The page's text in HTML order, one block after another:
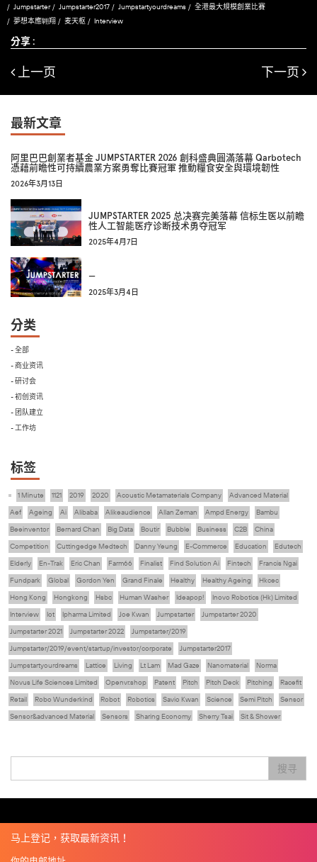
Jumpstarter Jumpstarter2017 Jumpstartyourdreams
全港最大規模創業比賽
夢想本應翺翔
麦天枢 Interview
分享 :
上一页 下一页
最新文章
阿里巴巴創業者基金 JUMPSTARTER 2026 創科盛典圓滿落幕 Qarbotech
憑藉前瞻性可持續農業方案勇奪比賽冠軍 推動糧食安全與環境韌性
2026年3月13日
JUMPSTARTER 2025 总决赛完美落幕 信标生医以前瞻
性人工智能医疗诊断技术勇夺冠军
2025年4月7日
—
2025年3月4日
分类
- 全部
- 商业资讯
- 研讨会
- 初创资讯
- 团队建立
- 工作坊
标签
1 Minute 1121 2019 2020 Acoustic Metamaterials Company
Advanced Material
Aef
Ageing Ai Alibaba Alikeaudience Allan Zeman Ampd Energy
Bambu
Beeinventor
Bernard Chan Big Data Boutir Bubble Business C2B
China
Competition
Cuttingedge Medtech Danny Yeung E-Commerce Education
Edutech
Elderly
En-Trak Eric Chan Farm66 Finalist Find Solution Ai Fintech
Francis Ngai
Fundpark
Global Gordon Yen Grand Finale Healthy Healthy Ageing
Hkcec
Hong Kong
Hongkong Hsbc Human Washer Ideapop!
Inovo Robotics (Hk) Limited
Interview
Iot Ipharma Limited Joe Kwan Jumpstarter
Jumpstarter 2020
Jumpstarter 2021
Jumpstarter 2022
Jumpstarter/2019
Jumpstarter/2019/event/startup/investor/corporate
Jumpstarter2017
Jumpstartyourdreams
Lattice Living Lt Lam Mad Gaze Nanomaterial
Norma
Novus Life Sciences Limited
Openvr.shop Patent Pitch Pitch Deck Pitching
Racefit
Retail
Robo Wunderkind Robot Robotics Savio Kwan Science Semi Pitch
Sensor
Sensor&advanced Material
Sensors Sharing Economy Sherry Tsai
Sit & Shower
林亮
楊聖武 機械人技術 电子商务 盛智文 總決賽 线上视频 蔡晓慧
車品覺
搜寻
马上登记，获取最新资讯！